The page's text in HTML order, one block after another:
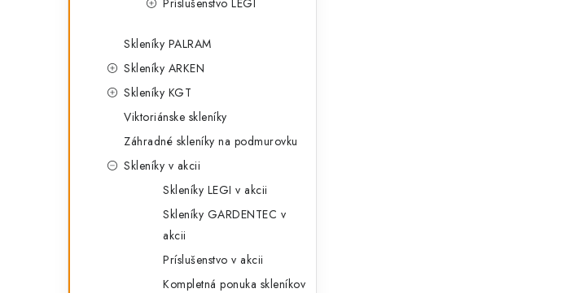
Príslušenstvo LEGI
Skleníky PALRAM
Skleníky ARKEN
Skleníky KGT
Viktoriánske skleníky
Záhradné skleníky na podmurovku
Skleníky v akcii
Skleníky LEGI v akcii
Skleníky GARDENTEC v
akcii
Príslušenstvo v akcii
Kompletná ponuka skleníkov